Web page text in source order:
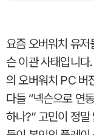
요즘 오버워치 유저
슨 이관 사태입니
의 오버워치 PC 버
다들 “넥슨으로 연
하나?” 고민이 정